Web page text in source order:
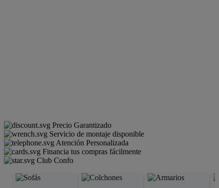
Precio Garantizado
Servicio de montaje disponible
Atención Personalizada
Financia tus compras fácilmente
Club Confo